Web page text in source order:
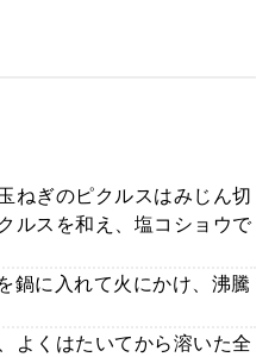
ねぎのピクルスはみじん切
ルスを和え、塩コショウで
鍋に入れて火にかけ、沸騰
よくはたいてから溶いた全